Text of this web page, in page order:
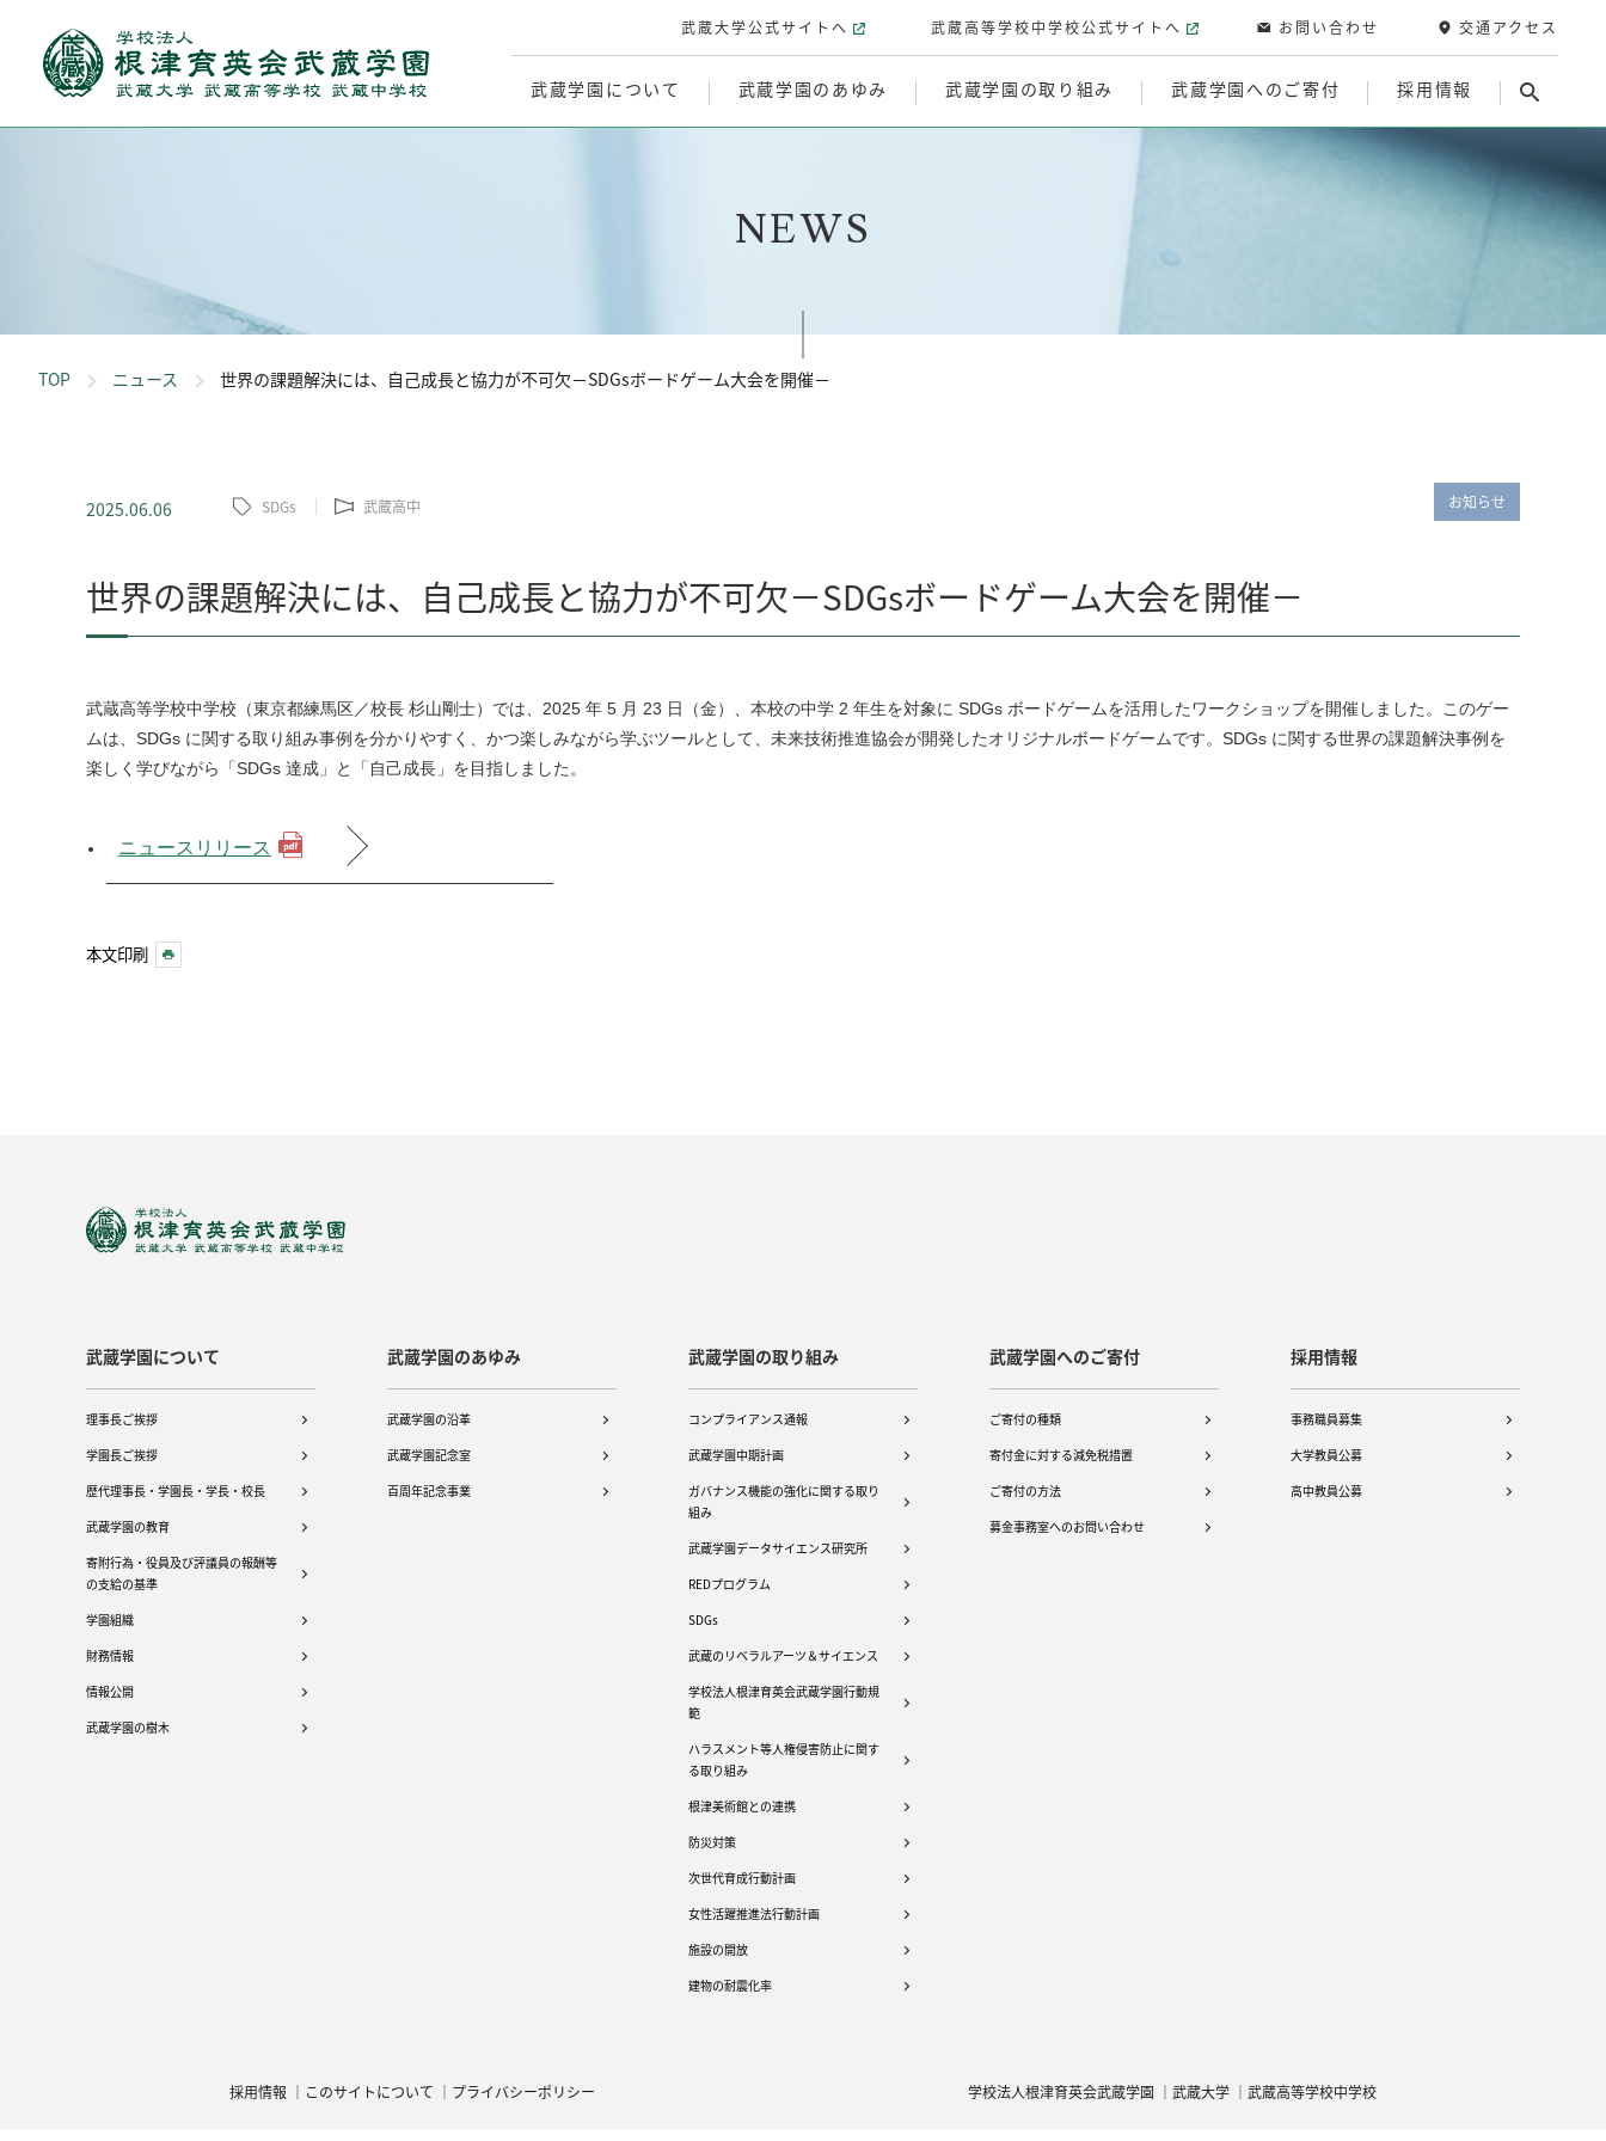
武蔵学園について 武蔵学園のあゆみ 武蔵学園の取り組み 武蔵学園へのご寄付 採用情報
武蔵大学公式サイトへ 武蔵高等学校中学校公式サイトへ お問い合わせ 交通アクセス
NEWS
TOP ニュース 世界の課題解決には、自己成長と協力が不可欠－SDGsボードゲーム大会を開催－
2025.06.06 SDGs 武蔵高中 お知らせ
世界の課題解決には、自己成長と協力が不可欠－SDGsボードゲーム大会を開催－
武蔵高等学校中学校（東京都練馬区／校長 杉山剛士）では、2025 年 5 月 23 日（金）、本校の中学 2 年生を対象に SDGs ボードゲームを活用したワークショップを開催しました。このゲー
ムは、SDGs に関する取り組み事例を分かりやすく、かつ楽しみながら学ぶツールとして、未来技術推進協会が開発したオリジナルボードゲームです。SDGs に関する世界の課題解決事例を
楽しく学びながら「SDGs 達成」と「自己成長」を目指しました。
ニュースリリース
本文印刷
武蔵学園について
理事長ご挨拶
学園長ご挨拶
歴代理事長・学園長・学長・校長
武蔵学園の教育
寄附行為・役員及び評議員の報酬等
の支給の基準
学園組織
財務情報
情報公開
武蔵学園の樹木
武蔵学園のあゆみ
武蔵学園の沿革
武蔵学園記念室
百周年記念事業
武蔵学園の取り組み
コンプライアンス通報
武蔵学園中期計画
ガバナンス機能の強化に関する取り
組み
武蔵学園データサイエンス研究所
REDプログラム
SDGs
武蔵のリベラルアーツ＆サイエンス
学校法人根津育英会武蔵学園行動規
範
ハラスメント等人権侵害防止に関す
る取り組み
根津美術館との連携
防災対策
次世代育成行動計画
女性活躍推進法行動計画
施設の開放
建物の耐震化率
武蔵学園へのご寄付
ご寄付の種類
寄付金に対する減免税措置
ご寄付の方法
募金事務室へのお問い合わせ
採用情報
事務職員募集
大学教員公募
高中教員公募
採用情報 このサイトについて プライバシーポリシー 学校法人根津育英会武蔵学園 武蔵大学 武蔵高等学校中学校